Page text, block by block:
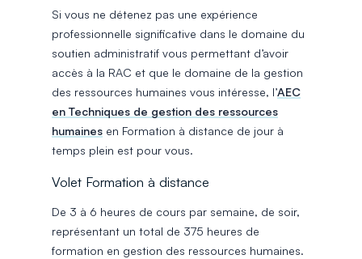
Si vous ne détenez pas une expérience
professionnelle significative dans le domaine du
soutien administratif vous permettant d’avoir
accès à la RAC et que le domaine de la gestion
des ressources humaines vous intéresse, l’AEC
en Techniques de gestion des ressources
humaines en Formation à distance de jour à
temps plein est pour vous.
Volet Formation à distance
De 3 à 6 heures de cours par semaine, de soir,
représentant un total de 375 heures de
formation en gestion des ressources humaines.